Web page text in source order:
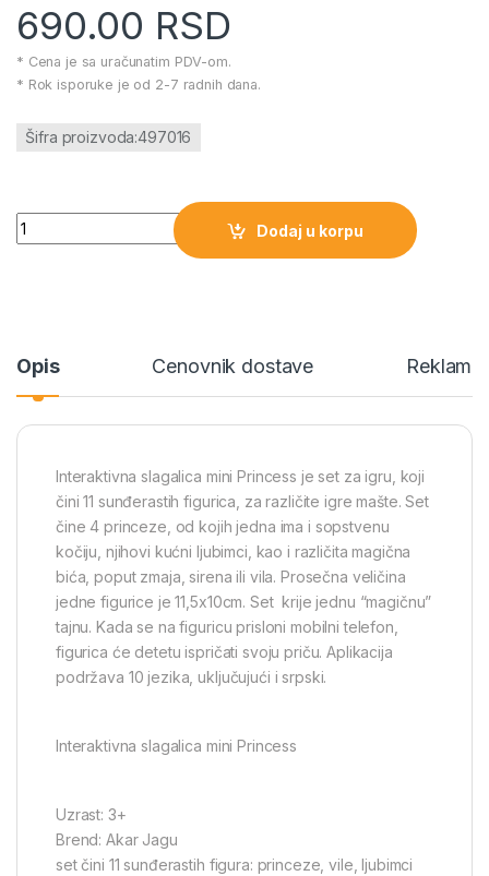
690.00 RSD
* Cena je sa uračunatim PDV-om.
* Rok isporuke je od 2-7 radnih dana.
Šifra proizvoda:497016
Interaktivna slagalica mini Princess količina
Dodaj u korpu
Opis Cenovnik dostave
Interaktivna slagalica mini Princess je set za igru, koji
čini 11 sunđerastih figurica, za različite igre mašte. Set
čine 4 princeze, od kojih jedna ima i sopstvenu
kočiju, njihovi kućni ljubimci, kao i različita magična
bića, poput zmaja, sirena ili vila. Prosečna veličina
jedne figurice je 11,5x10cm. Set krije jednu “magičnu”
tajnu. Kada se na figuricu prisloni mobilni telefon,
figurica će detetu ispričati svoju priču. Aplikacija
podržava 10 jezika, uključujući i srpski.
Interaktivna slagalica mini Princess
Uzrast: 3+
Brend: Akar Jagu
set čini 11 sunđerastih figura: princeze, vile, ljubimci